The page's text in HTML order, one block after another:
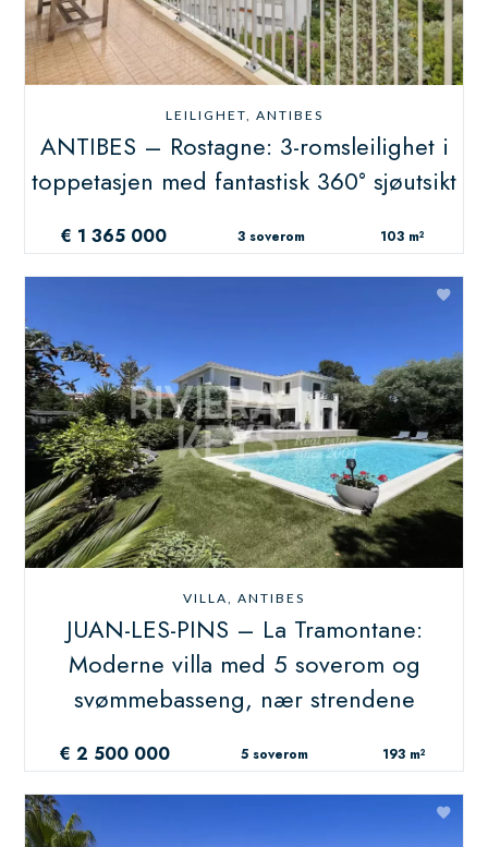
LEILIGHET, ANTIBES
ANTIBES – Rostagne: 3-romsleilighet i
toppetasjen med fantastisk 360° sjøutsikt
€ 1 365 000 3 soverom 103 m²
VILLA, ANTIBES
JUAN-LES-PINS – La Tramontane:
Moderne villa med 5 soverom og
svømmebasseng, nær strendene
€ 2 500 000 5 soverom 193 m²